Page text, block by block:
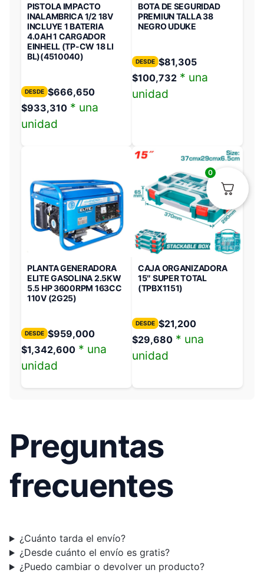
PISTOLA IMPACTO
INALAMBRICA 1/2 18V
INCLUYE 1 BATERIA
4.0AH 1 CARGADOR
EINHELL (TP-CW 18 LI
BL)(4510040)
DESDE $666,650
$933,310 * una
unidad
BOTA DE SEGURIDAD
PREMIUN TALLA 38
NEGRO UDUKE
DESDE $81,305
$100,732 * una
unidad
PLANTA GENERADORA
ELITE GASOLINA 2.5KW
5.5 HP 3600RPM 163CC
110V (2G25)
DESDE $959,000
$1,342,600 * una
unidad
CAJA ORGANIZADORA
15″ SUPER TOTAL
(TPBX1151)
DESDE $21,200
$29,680 * una
unidad
Preguntas
frecuentes
¿Cuánto tarda el envío?
¿Desde cuánto el envío es gratis?
¿Puedo cambiar o devolver un producto?
0